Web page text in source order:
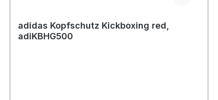
adidas Kopfschutz Kickboxing red,
adiKBHG500